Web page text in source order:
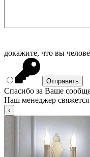
докажите, что вы
Спасибо за Ваше
Наш менеджер